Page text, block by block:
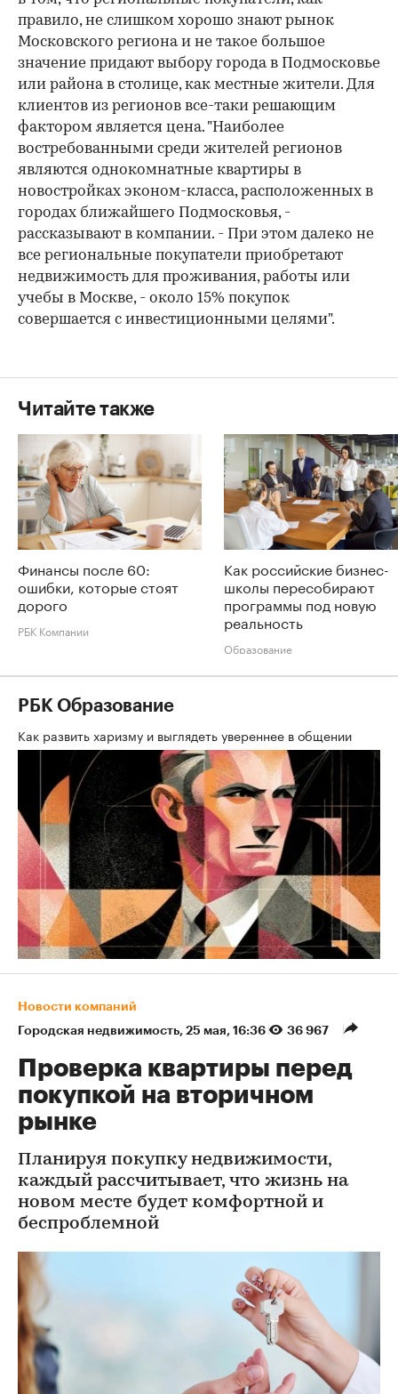
правило, не слишком хорошо знают рынок
Московского региона и не такое большое
значение придают выбору города в Подмосковье
или района в столице, как местные жители. Для
клиентов из регионов все-таки решающим
фактором является цена. "Наиболее
востребованными среди жителей регионов
являются однокомнатные квартиры в
новостройках эконом-класса, расположенных в
городах ближайшего Подмосковья, -
рассказывают в компании. - При этом далеко не
все региональные покупатели приобретают
недвижимость для проживания, работы или
учебы в Москве, - около 15% покупок
совершается с инвестиционными целями".
Читайте также
Финансы после 60:
ошибки, которые стоят
дорого
РБК Компании
Как российские бизнес-
школы пересобирают
программы под новую
реальность
Образование
РБК Образование
Как развить харизму и выглядеть увереннее в общении
Новости компаний
Городская недвижимость⁠, 25 мая, 16:36 36 967
Проверка квартиры перед
покупкой на вторичном
рынке
Планируя покупку недвижимости,
каждый рассчитывает, что жизнь на
новом месте будет комфортной и
беспроблемной